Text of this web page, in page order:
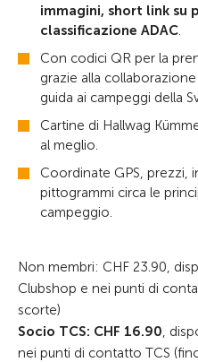
immagini, short link su
classificazione ADAC.
Con codici QR per la
grazie alla
guida ai campeggi della
Cartine di Hallwag
al meglio.
Coordinate GPS, prezzi,
pittogrammi circa le
campeggio.
Non membri: CHF 23.90,
Clubshop e nei punti di
scorte)
Socio TCS: CHF 16.90,
nei punti di contatto TCS